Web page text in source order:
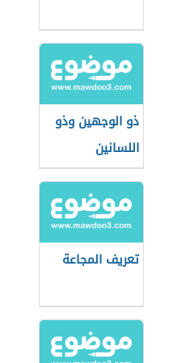
ذو الوجهين وذو
اللسانين
تعريف المجاعة